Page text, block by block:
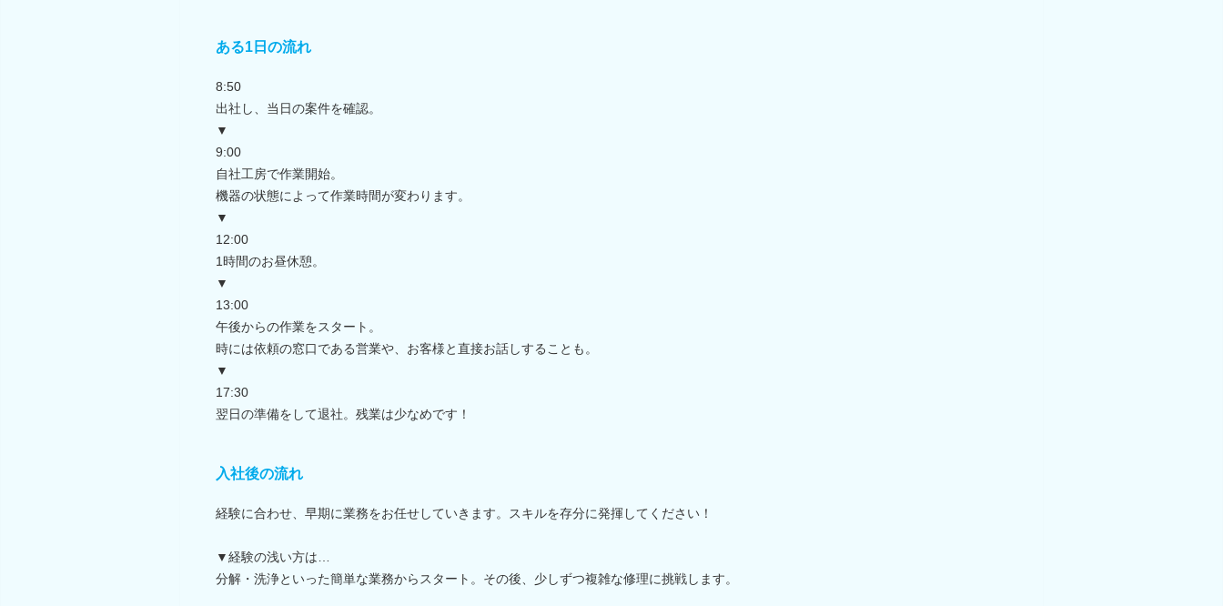
ある1日の流れ
8:50
出社し、当日の案件を確認。
▼
9:00
自社工房で作業開始。
機器の状態によって作業時間が変わります。
▼
12:00
1時間のお昼休憩。
▼
13:00
午後からの作業をスタート。
時には依頼の窓口である営業や、お客様と直接お話しすることも。
▼
17:30
翌日の準備をして退社。残業は少なめです！
入社後の流れ
経験に合わせ、早期に業務をお任せしていきます。スキルを存分に発揮してください！
▼経験の浅い方は…
分解・洗浄といった簡単な業務からスタート。その後、少しずつ複雑な修理に挑戦します。